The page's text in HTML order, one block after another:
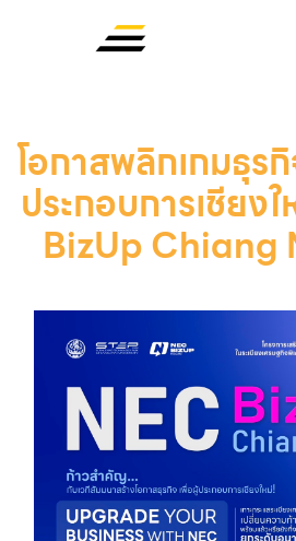
โอกาสพลิกเกมธุร
ประกอบการเชียง
BizUp Chiang